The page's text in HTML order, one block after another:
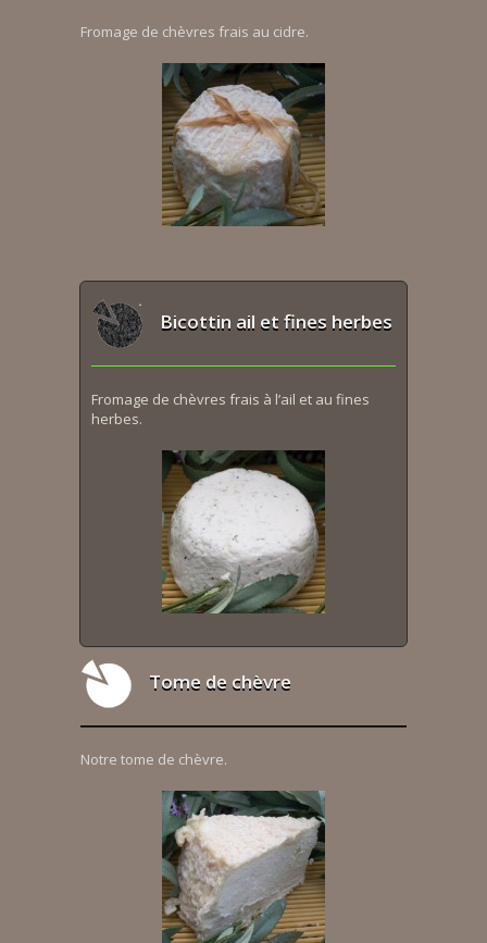
Fromage de chèvres frais au cidre.
Bicottin ail et fines herbes
Fromage de chèvres frais à l’ail et au fines
herbes.
Tome de chèvre
Notre tome de chèvre.